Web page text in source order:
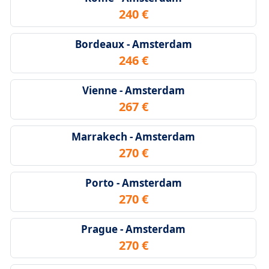
240 €
Bordeaux - Amsterdam
246 €
Vienne - Amsterdam
267 €
Marrakech - Amsterdam
270 €
Porto - Amsterdam
270 €
Prague - Amsterdam
270 €